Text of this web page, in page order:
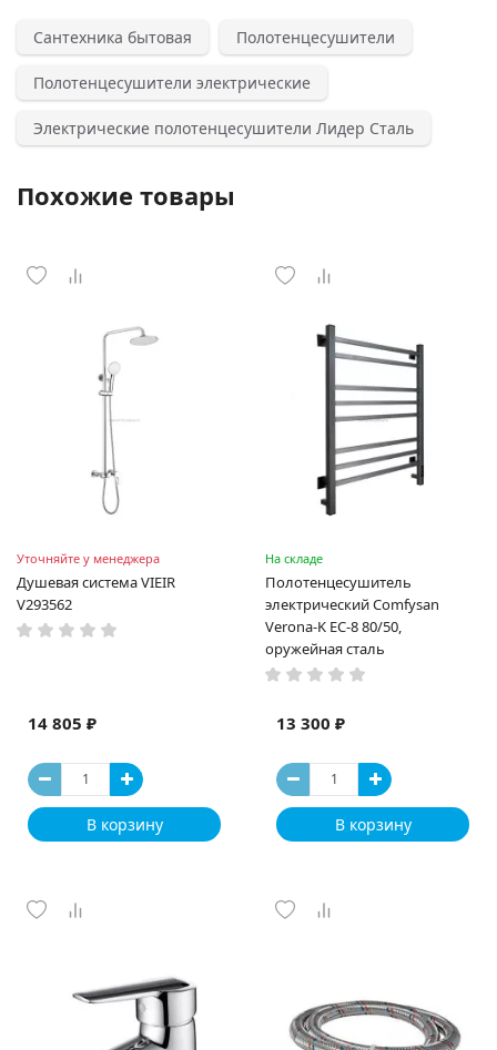
Сантехника бытовая Полотенцесушители
Полотенцесушители электрические
Электрические полотенцесушители Лидер Сталь
Похожие товары
Уточняйте у менеджера
Душевая система VIEIR
V293562
14 805 ₽
В корзину
На складе
Полотенцесушитель
электрический Comfysan
Verona-K EC-8 80/50,
оружейная сталь
13 300 ₽
В корзину